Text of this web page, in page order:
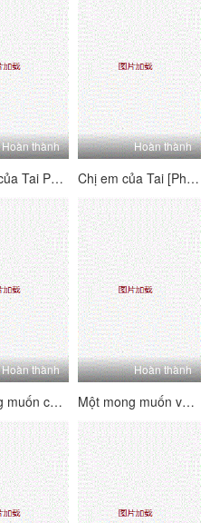
Hoàn thành
Các bên của Tai PK House's Tai's Sides [1] Vui vẻ và hai mặt ~ Kiểm tra trang nơi bạn có thể thấy từng người chơi chữ B của người chơi la hét, đam mê và hung dữ!
Hoàn thành
Chị em của Tai [Phiên bản quyến rũ nhảy khỏa thân] Một tình yêu dâm dục siêu nhiều người, một cái nhìn siêu đa dạng với mức độ khó khăn cao
Hoàn thành
Một mong muốn cho mong muốn [Phần 2] phụ nữ trưởng thành không phải là một con người nói chung, và rất tinh tế và thực hiện các kỹ thuật tình dục.
Hoàn thành
Một mong muốn về tình dục [Phần 1] Phụ nữ trưởng thành không phải là một con người nói chung, và cực kỳ lành nghề trong việc thực hiện kỹ thuật tình dục